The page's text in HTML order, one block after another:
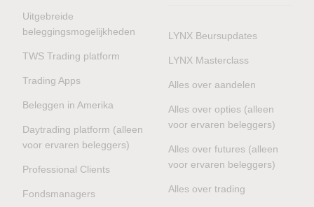
Uitgebreide
beleggingsmogelijkheden
TWS Trading platform
Trading Apps
Beleggen in Amerika
Daytrading platform (alleen
voor ervaren beleggers)
Professional Clients
Fondsmanagers
LYNX Beursupdates
LYNX Masterclass
Alles over aandelen
Alles over opties (alleen
voor ervaren beleggers)
Alles over futures (alleen
voor ervaren beleggers)
Alles over trading